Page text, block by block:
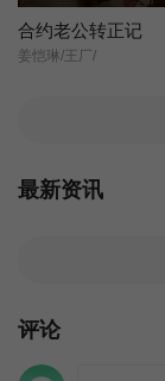
合约老公转正记
姜恺琳/王厂/
最新资讯
评论